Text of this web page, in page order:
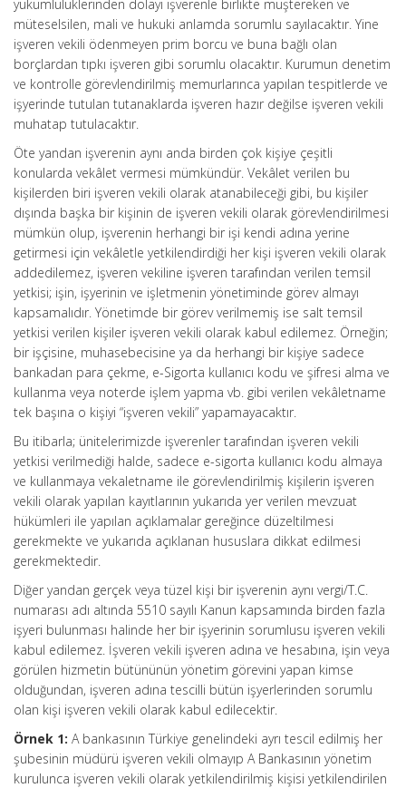
yükümlülüklerinden dolayı işverenle birlikte müştereken ve
müteselsilen, mali ve hukuki anlamda sorumlu sayılacaktır. Yine
işveren vekili ödenmeyen prim borcu ve buna bağlı olan
borçlardan tıpkı işveren gibi sorumlu olacaktır. Kurumun denetim
ve kontrolle görevlendirilmiş memurlarınca yapılan tespitlerde ve
işyerinde tutulan tutanaklarda işveren hazır değilse işveren vekili
muhatap tutulacaktır.
Öte yandan işverenin aynı anda birden çok kişiye çeşitli
konularda vekâlet vermesi mümkündür. Vekâlet verilen bu
kişilerden biri işveren vekili olarak atanabileceği gibi, bu kişiler
dışında başka bir kişinin de işveren vekili olarak görevlendirilmesi
mümkün olup, işverenin herhangi bir işi kendi adına yerine
getirmesi için vekâletle yetkilendirdiği her kişi işveren vekili olarak
addedilemez, işveren vekiline işveren tarafından verilen temsil
yetkisi; işin, işyerinin ve işletmenin yönetiminde görev almayı
kapsamalıdır. Yönetimde bir görev verilmemiş ise salt temsil
yetkisi verilen kişiler işveren vekili olarak kabul edilemez. Örneğin;
bir işçisine, muhasebecisine ya da herhangi bir kişiye sadece
bankadan para çekme, e-Sigorta kullanıcı kodu ve şifresi alma ve
kullanma veya noterde işlem yapma vb. gibi verilen vekâletname
tek başına o kişiyi “işveren vekili” yapamayacaktır.
Bu itibarla; ünitelerimizde işverenler tarafından işveren vekili
yetkisi verilmediği halde, sadece e-sigorta kullanıcı kodu almaya
ve kullanmaya vekaletname ile görevlendirilmiş kişilerin işveren
vekili olarak yapılan kayıtlarının yukarıda yer verilen mevzuat
hükümleri ile yapılan açıklamalar gereğince düzeltilmesi
gerekmekte ve yukarıda açıklanan hususlara dikkat edilmesi
gerekmektedir.
Diğer yandan gerçek veya tüzel kişi bir işverenin aynı vergi/T.C.
numarası adı altında 5510 sayılı Kanun kapsamında birden fazla
işyeri bulunması halinde her bir işyerinin sorumlusu işveren vekili
kabul edilemez. İşveren vekili işveren adına ve hesabına, işin veya
görülen hizmetin bütününün yönetim görevini yapan kimse
olduğundan, işveren adına tescilli bütün işyerlerinden sorumlu
olan kişi işveren vekili olarak kabul edilecektir.
Örnek 1: A bankasının Türkiye genelindeki ayrı tescil edilmiş her
şubesinin müdürü işveren vekili olmayıp A Bankasının yönetim
kurulunca işveren vekili olarak yetkilendirilmiş kişisi yetkilendirilen